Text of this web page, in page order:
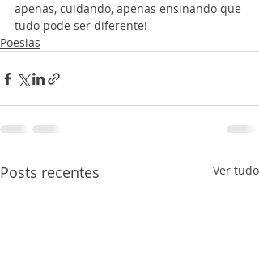
apenas, cuidando, apenas ensinando que
tudo pode ser diferente!
Poesias
Posts recentes Ver tudo